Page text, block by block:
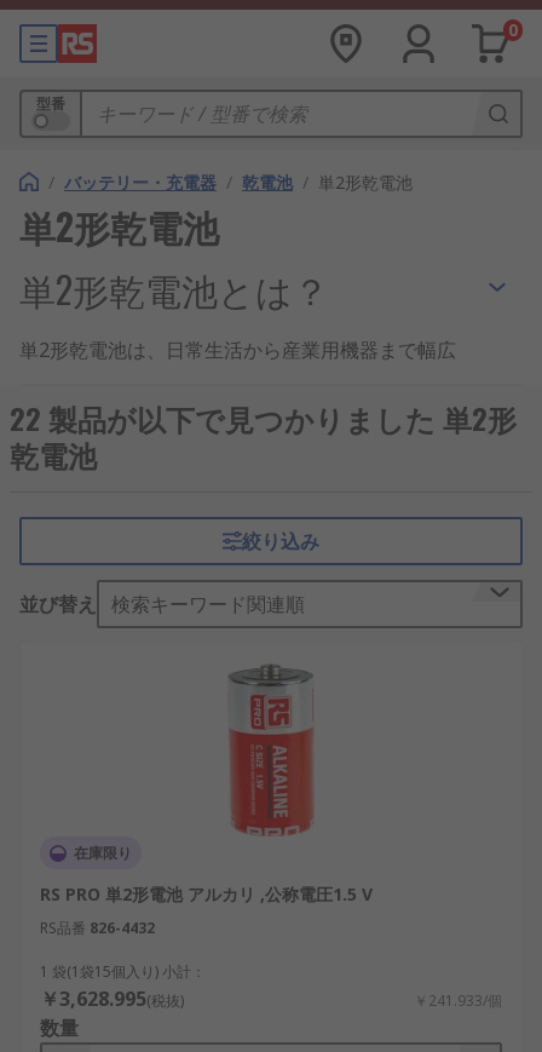
0
型番
/ バッテリー・充電器 / 乾電池 / 単2形乾電池
単2形乾電池
単2形乾電池とは？
単2形乾電池は、日常生活から産業用機器まで幅広
の形状を持ち、単1形より小さく単3形より大きい規
格として位置づけられています。日本国内では、懐
中電灯やラジオ、産業用センサー機器などで広く使
単2形乾電池の仕組み
単2形乾電池は、電極材料と電解液の化学反応を利
1.5Vで、電解液や電極の組成によって性能や特性が
乾電池の主な機能は、電気を安定的に供給すること
です。単2形アルカリ乾電池やフラット単2形乾電池
などは、持続性や高い放電能力を備え、長時間の使
用や中電流負荷に適しています。これにより家庭用
から産業用まで多彩な用途に対応できます。
単3形電池との違い
単3形電池（AAサイズ）は単2形乾電池よりも小型
で、携帯性に優れています。しかし、単2形乾電池
はサイズが大きいため、より多くの活物質を含み、
22 製品が以下で見つかりました 単2形
乾電池
絞り込み
並び替え 検索キーワード関連順
在庫限り
RS PRO 単2形電池 アルカリ ,公称電圧1.5 V
RS品番 826-4432
1 袋(1袋15個入り) 小計：
￥3,628.995(税抜) ￥241.933/個
数量